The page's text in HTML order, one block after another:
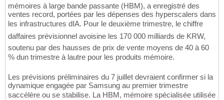
mémoires à large bande passante (HBM), a enregistré des
ventes record, portées par les dépenses des hyperscalers dans
les infrastructures dIA. Pour le deuxième trimestre, le chiffre
daffaires prévisionnel avoisine les 170 000 milliards de KRW,
soutenu par des hausses de prix de vente moyens de 40 à 60
% dun trimestre à lautre pour les produits mémoire.
Les prévisions préliminaires du 7 juillet devraient confirmer si la
dynamique engagée par Samsung au premier trimestre
saccélère ou se stabilise. La HBM, mémoire spécialisée utilisée